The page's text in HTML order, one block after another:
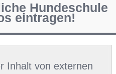
Hundeschule
eintragen!
Inhalt von externen